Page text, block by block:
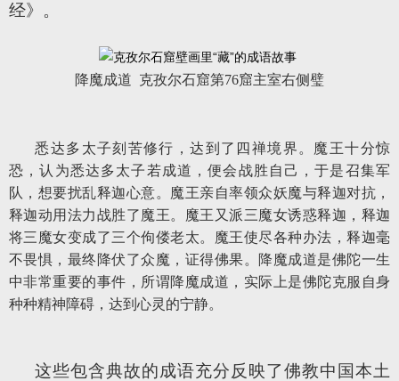
经》。
降魔成道 克孜尔石窟第76窟主室右侧璧
悉达多太子刻苦修行，达到了四禅境界。魔王十分惊
恐，认为悉达多太子若成道，便会战胜自己，于是召集军
队，想要扰乱释迦心意。魔王亲自率领众妖魔与释迦对抗，
释迦动用法力战胜了魔王。魔王又派三魔女诱惑释迦，释迦
将三魔女变成了三个佝偻老太。魔王使尽各种办法，释迦毫
不畏惧，最终降伏了众魔，证得佛果。降魔成道是佛陀一生
中非常重要的事件，所谓降魔成道，实际上是佛陀克服自身
种种精神障碍，达到心灵的宁静。
这些包含典故的成语充分反映了佛教中国本土